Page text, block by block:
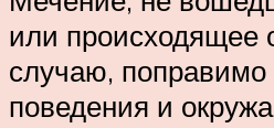
или происходящее
случаю, поправимо
поведения и